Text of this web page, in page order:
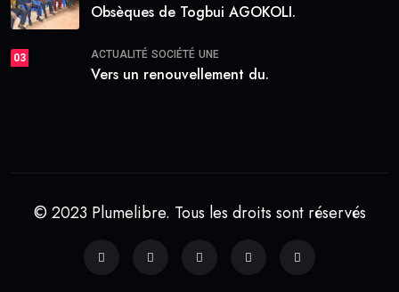
Obsèques de Togbui AGOKOLI.
03 ACTUALITÉ SOCIÉTÉ UNE
Vers un renouvellement du.
© 2023 Plumelibre. Tous les droits sont réservés